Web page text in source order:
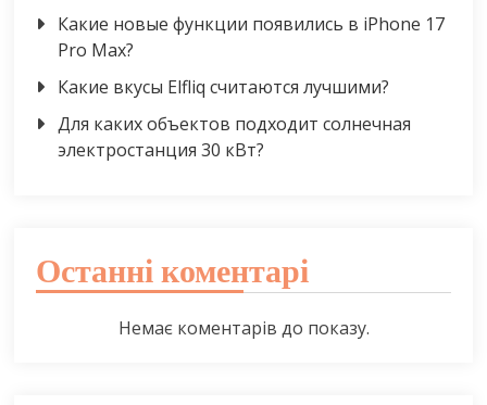
Какие новые функции появились в iPhone 17
Pro Max?
Какие вкусы Elfliq считаются лучшими?
Для каких объектов подходит солнечная
электростанция 30 кВт?
Останні коментарі
Немає коментарів до показу.